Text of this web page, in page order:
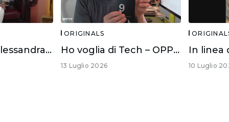
Witty Skills – Alessandra Mussolini
ORIGINALS
Ho voglia di Tech – OPPO FIND X9 ULTRA
13 Luglio 2026 10 Luglio